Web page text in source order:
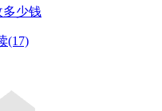
多少钱
(17)